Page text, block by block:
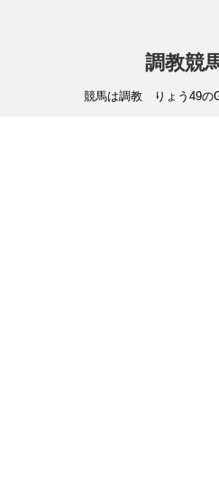
調教競
競馬は調教 りょう49の